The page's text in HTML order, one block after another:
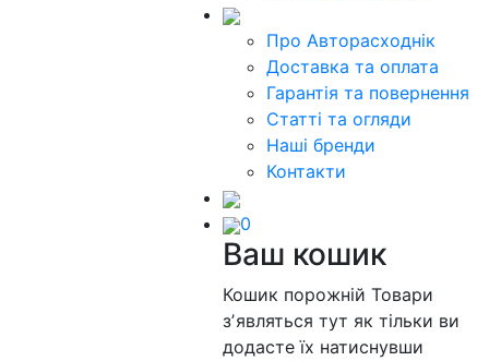
Про Авторасходнік
Доставка та оплата
Гарантія та повернення
Статті та огляди
Наші бренди
Контакти
0
Ваш кошик
Кошик порожнійТовари
зʼявляться тут як тільки ви
додасте їх натиснувши